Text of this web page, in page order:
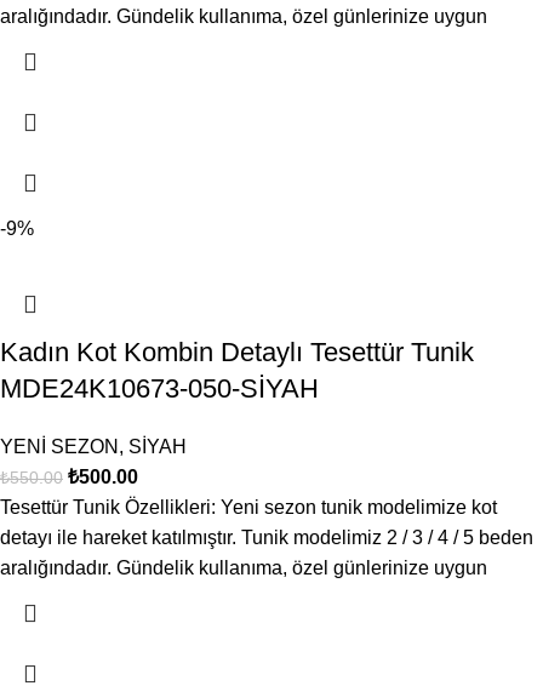
aralığındadır. Gündelik kullanıma, özel günlerinize uygun
-9%
Kadın Kot Kombin Detaylı Tesettür Tunik
MDE24K10673-050-SİYAH
YENİ SEZON , SİYAH
₺550.00 ₺500.00
Tesettür Tunik Özellikleri: Yeni sezon tunik modelimize kot
detayı ile hareket katılmıştır. Tunik modelimiz 2 / 3 / 4 / 5 beden
aralığındadır. Gündelik kullanıma, özel günlerinize uygun